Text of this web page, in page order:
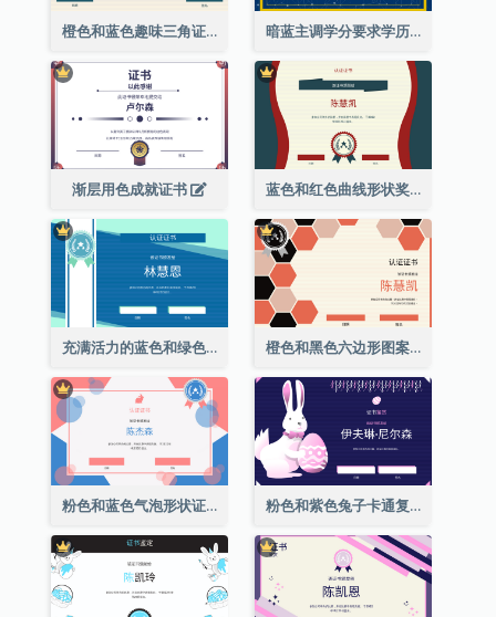
橙色和蓝色趣味三角证书 暗蓝主调学分要求学历证书
渐层用色成就证书 蓝色和红色曲线形状奖证书
充满活力的蓝色和绿色徽章证书 橙色和黑色六边形图案证书
粉色和蓝色气泡形状证书 粉色和紫色兔子卡通复活节证书